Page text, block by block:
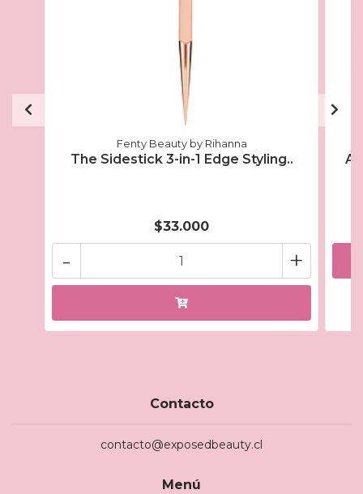
Fenty Beauty by Rihanna
The Sidestick 3-in-1 Edge Styling..
$33.000
+
-
Contacto
contacto@exposedbeauty.cl
Menú